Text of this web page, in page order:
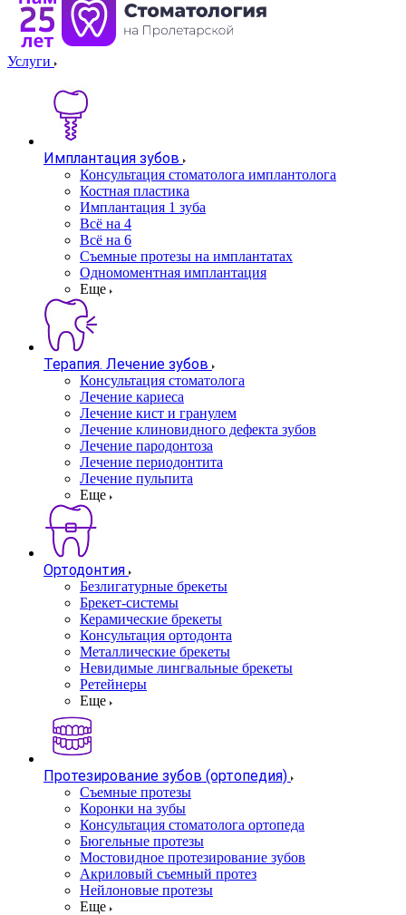
Услуги
Имплантация зубов
Консультация стоматолога имплантолога
Костная пластика
Имплантация 1 зуба
Всё на 4
Всё на 6
Съемные протезы на имплантатах
Одномоментная имплантация
Еще
Терапия. Лечение зубов
Консультация стоматолога
Лечение кариеса
Лечение кист и гранулем
Лечение клиновидного дефекта зубов
Лечение пародонтоза
Лечение периодонтита
Лечение пульпита
Еще
Ортодонтия
Безлигатурные брекеты
Брекет-системы
Керамические брекеты
Консультация ортодонта
Металлические брекеты
Невидимые лингвальные брекеты
Ретейнеры
Еще
Протезирование зубов (ортопедия)
Съемные протезы
Коронки на зубы
Консультация стоматолога ортопеда
Бюгельные протезы
Мостовидное протезирование зубов
Акриловый съемный протез
Нейлоновые протезы
Еще